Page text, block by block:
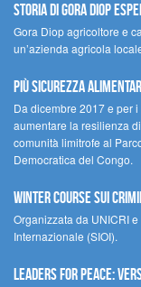
STORIA DI GORA DIOP
Gora Diop agricoltore e
un’azienda agricola
Più sicurezza
Da dicembre 2017 e per
aumentare la resilienza
comunità limitrofe al
Democratica del Congo.
Winter Course sui
Organizzata da UNICRI
Internazionale (SIOI).
Leaders for peace: